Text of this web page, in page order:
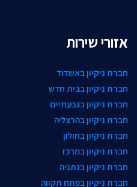
אזורי שירות
חברת ניקיון באשדוד
חברת ניקיון בבית חדש
חברת ניקיון בגבעתיים
חברת ניקיון בהרצליה
חברת ניקיון בחולון
חברת ניקיון במרכז
חברת ניקיון בנתניה
חברת ניקיון בפתח תקווה